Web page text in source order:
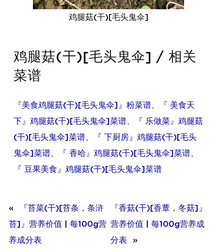
鸡腿菇(干)[毛头鬼伞]
鸡腿菇(干)[毛头鬼伞] / 相关
菜谱
『美食鸡腿菇(干)[毛头鬼伞]』粉菜谱、
『 美食天
下』鸡腿菇(干)[毛头鬼伞]菜谱、
『 乐做菜』鸡腿菇
(干)[毛头鬼伞]菜谱、
『 下厨房』鸡腿菇(干)[毛头
鬼伞]菜谱、 『 香哈』鸡腿菇(干)[毛头鬼伞]菜谱、
『 豆果美食』鸡腿菇(干)[毛头鬼伞]菜谱
«
『苔菜(干)[苔条，条浒
苔]』营养价值 | 每100g营
养成分表
『香菇(干)[香蕈，冬菇]』
营养价值 | 每100g营养成
分表
»